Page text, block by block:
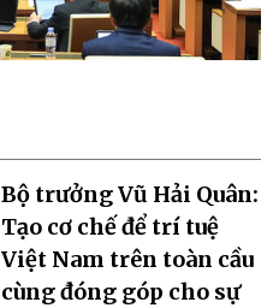
Bộ trưởng Vũ Hải Quân:
Tạo cơ chế để trí tuệ
Việt Nam trên toàn cầu
cùng đóng góp cho sự